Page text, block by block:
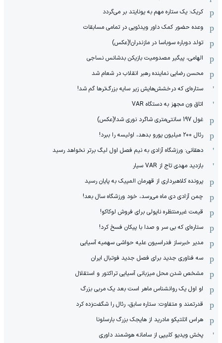
کریک: یک ستاره مهم به یونایتد بر می‌گردد
وعده حضور کمک داور ویدئویی در تمامی مسابقات
تولد دوباره سوباسا در مازندران!(عکس)
الهامی، پیگیر مصدومیت بازیکن بدشانس نساجی
محسن رضایی نماینده رهبر انقلاب در شعام شد
ستاره‌ای که درخشش‌هایش زیر سایه بزرگ‌ترها گم شد!
اتاق ون مجهز به دستگاه VAR
غول 197 سانتی‌متری شاگرد نوری شد!(عکس)
رئال ۲۰۰ میلیون یورو بدهد، اولیسه را ببرد!
دهقانی: ورزشگاه آزادی به نیم فصل اول لیگ برتر نخواهد رسید
بازدید مهدی تاج از VAR سیار
پرونده کلاهبرداری از قهرمان المپیک به پایان رسید
چمن آزادی دی ماه می‌رسد، خود ورزشگاه سال بعد!
قیمت غیرمنتظره ناپولی برای فروش لوکاکو!
ستاره‌ای که بی سر و صدا با پیکان فسخ کرد!
مدیر خبرساز فدراسیون علیه حواشی سهمیه آسیایی
سه فناوری جدید برای فصل جدید فوتبال ایران
مشخص شدن محل میزبانی آسیایی تراکتور و استقلال
او اول یک روانشناس ماهر است بعد یک مربی بزرگ
قدرتمند و متفاوت: ستاره سابق، رئال را شگفت‌زده کرد
هراس اتلتیکو مادرید از هایجک بزرگ بارسلونا
پخش ویدیو کلیپی از سامانه هوشمند داوری